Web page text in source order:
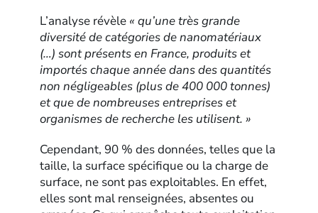
L’analyse révèle « qu’une très grande
diversité de catégories de nanomatériaux
(…) sont présents en France, produits et
importés chaque année dans des quantités
non négligeables (plus de 400 000 tonnes)
et que de nombreuses entreprises et
organismes de recherche les utilisent. »
Cependant, 90 % des données, telles que la
taille, la surface spécifique ou la charge de
surface, ne sont pas exploitables. En effet,
elles sont mal renseignées, absentes ou